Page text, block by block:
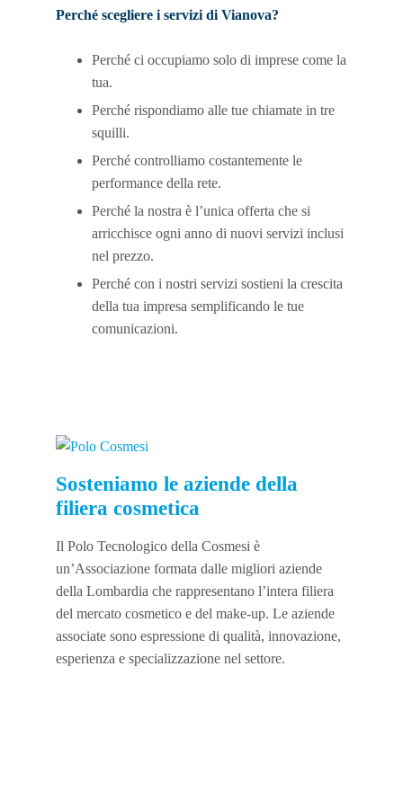
Perché scegliere i servizi di Vianova?
Perché ci occupiamo solo di imprese come la
tua.
Perché rispondiamo alle tue chiamate in tre
squilli.
Perché controlliamo costantemente le
performance della rete.
Perché la nostra è l’unica offerta che si
arricchisce ogni anno di nuovi servizi inclusi
nel prezzo.
Perché con i nostri servizi sostieni la crescita
della tua impresa semplificando le tue
comunicazioni.
Sosteniamo le aziende della
filiera cosmetica
Il Polo Tecnologico della Cosmesi è
un’Associazione formata dalle migliori aziende
della Lombardia che rappresentano l’intera filiera
del mercato cosmetico e del make-up. Le aziende
associate sono espressione di qualità, innovazione,
esperienza e specializzazione nel settore.